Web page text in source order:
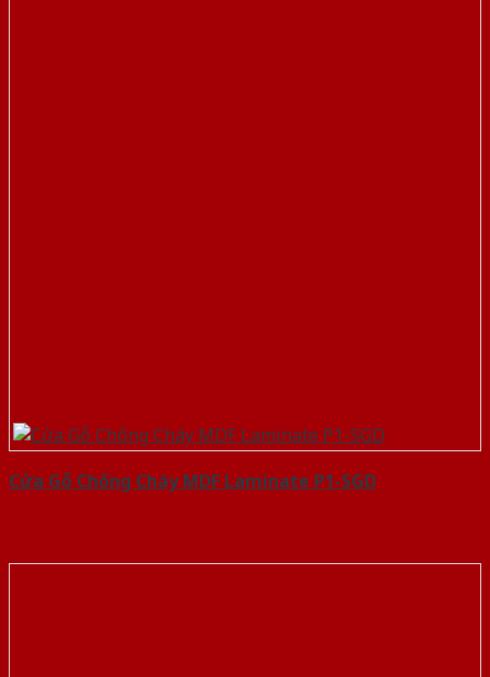
Cửa Gỗ Chống Cháy MDF Laminate P1-SGD